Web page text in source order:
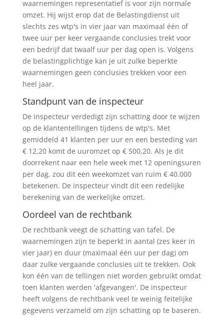
waarnemingen representatief is voor zijn normale
omzet. Hij wijst erop dat de Belastingdienst uit
slechts zes wtp's in vier jaar van maximaal één of
twee uur per keer vergaande conclusies trekt voor
een bedrijf dat twaalf uur per dag open is. Volgens
de belastingplichtige kan je uit zulke beperkte
waarnemingen geen conclusies trekken voor een
heel jaar.
Standpunt van de inspecteur
De inspecteur verdedigt zijn schatting door te wijzen
op de klantentellingen tijdens de wtp's. Met
gemiddeld 41 klanten per uur en een besteding van
€ 12,20 komt de uuromzet op € 500,20. Als je dit
doorrekent naar een hele week met 12 openingsuren
per dag, zou dit een weekomzet van ruim € 40.000
betekenen. De inspecteur vindt dit een redelijke
berekening van de werkelijke omzet.
Oordeel van de rechtbank
De rechtbank veegt de schatting van tafel. De
waarnemingen zijn te beperkt in aantal (zes keer in
vier jaar) en duur (maximaal één uur per dag) om
daar zulke vergaande conclusies uit te trekken. Ook
kon één van de tellingen niet worden gebruikt omdat
toen klanten werden 'afgevangen'. De inspecteur
heeft volgens de rechtbank veel te weinig feitelijke
gegevens verzameld om zijn schatting op te baseren.